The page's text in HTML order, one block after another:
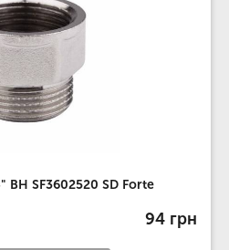
ВН SF3602520 SD Forte
94 грн